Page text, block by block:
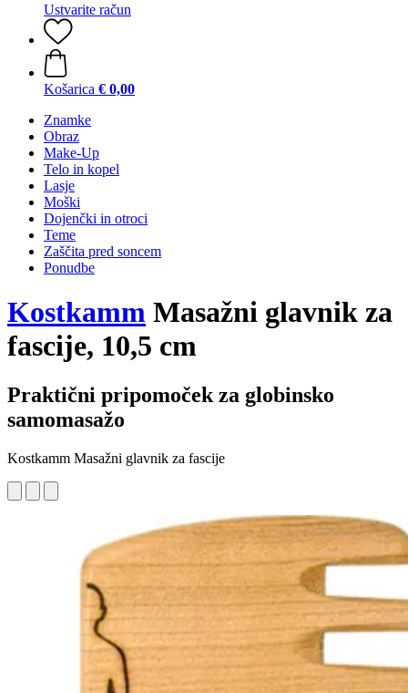
Ustvarite račun
Košarica € 0,00
Znamke
Obraz
Make-Up
Telo in kopel
Lasje
Moški
Dojenčki in otroci
Teme
Zaščita pred soncem
Ponudbe
Kostkamm Masažni glavnik za
fascije, 10,5 cm
Praktični pripomoček za globinsko
samomasažo
Kostkamm Masažni glavnik za fascije